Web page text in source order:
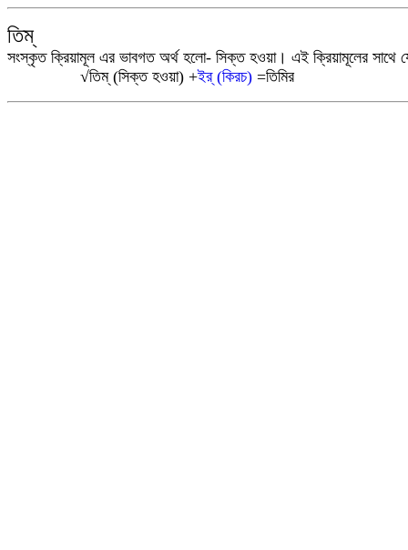
তিম্
সংস্কৃত ক্রিয়ামূল এর ভাবগত অর্থ হলো- সিক্ত হওয়া। এই ক্রিয়ামূলের
√তিম্(সিক্ত হওয়া) +ইর্ (কিরচ) =তিমির